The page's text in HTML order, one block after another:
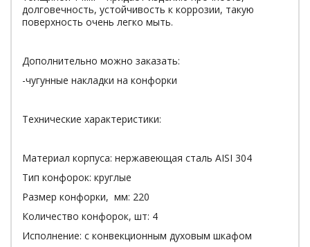
долговечность, устойчивость к коррозии, такую
поверхность очень легко мыть.
Дополнительно можно заказать:
-чугунные накладки на конфорки
Технические характеристики:
Материал корпуса: нержавеющая сталь AISI 304
Тип конфорок: круглые
Размер конфорки, мм: 220
Количество конфорок, шт: 4
Исполнение: с конвекционным духовым шкафом